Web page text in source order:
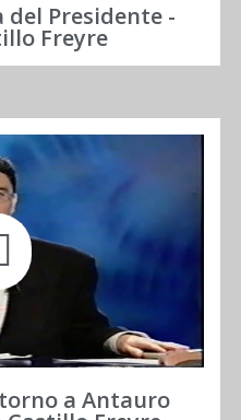
del Presidente -
Freyre
a Antauro